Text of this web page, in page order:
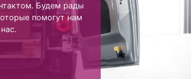
Будем рады
помогут нам